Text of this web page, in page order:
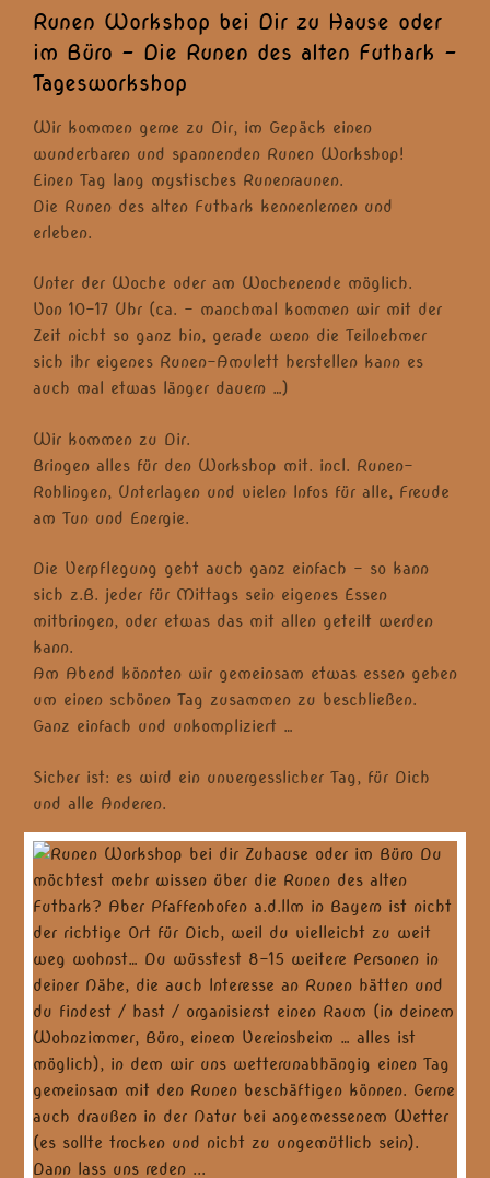
Runen Workshop bei Dir zu Hause oder
im Büro – Die Runen des alten Futhark –
Tagesworkshop
Wir kommen gerne zu Dir, im Gepäck einen
wunderbaren und spannenden Runen Workshop!
Einen Tag lang mystisches Runenraunen.
Die Runen des alten Futhark kennenlernen und
erleben.
Unter der Woche oder am Wochenende möglich.
Von 10-17 Uhr (ca. – manchmal kommen wir mit der
Zeit nicht so ganz hin, gerade wenn die Teilnehmer
sich ihr eigenes Runen-Amulett herstellen kann es
auch mal etwas länger dauern …)
Wir kommen zu Dir.
Bringen alles für den Workshop mit. incl. Runen-
Rohlingen, Unterlagen und vielen Infos für alle, Freude
am Tun und Energie.
Die Verpflegung geht auch ganz einfach – so kann
sich z.B. jeder für Mittags sein eigenes Essen
mitbringen, oder etwas das mit allen geteilt werden
kann.
Am Abend könnten wir gemeinsam etwas essen gehen
um einen schönen Tag zusammen zu beschließen.
Ganz einfach und unkompliziert …
Sicher ist: es wird ein unvergesslicher Tag, für Dich
und alle Anderen.